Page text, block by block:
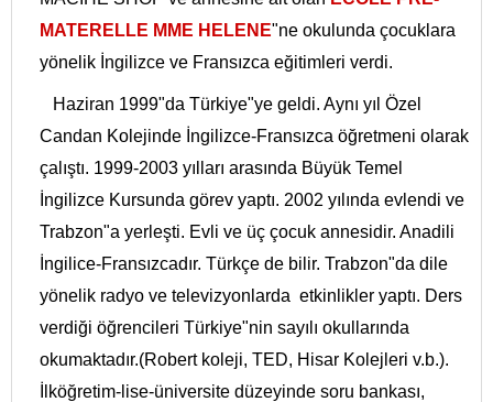
MATERELLE MME HELENE"ne okulunda çocuklara
yönelik İngilizce ve Fransızca eğitimleri verdi.
Haziran 1999"da Türkiye"ye geldi. Aynı yıl Özel
Candan Kolejinde İngilizce-Fransızca öğretmeni olarak
çalıştı. 1999-2003 yılları arasında Büyük Temel
İngilizce Kursunda görev yaptı. 2002 yılında evlendi ve
Trabzon"a yerleşti. Evli ve üç çocuk annesidir. Anadili
İngilice-Fransızcadır. Türkçe de bilir. Trabzon"da dile
yönelik radyo ve televizyonlarda etkinlikler yaptı. Ders
verdiği öğrencileri Türkiye"nin sayılı okullarında
okumaktadır.(Robert koleji, TED, Hisar Kolejleri v.b.).
İlköğretim-lise-üniversite düzeyinde soru bankası,